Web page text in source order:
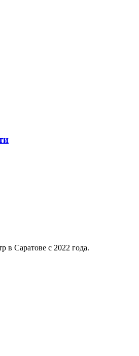
в Саратове с 2022 года.